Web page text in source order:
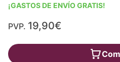
¡GASTOS DE ENVÍO GRATIS!
PVP. 19,90€